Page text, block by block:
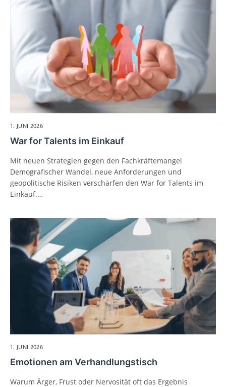
1. JUNI 2026
War for Talents im Einkauf
Mit neuen Strategien gegen den Fachkräftemangel
Demografischer Wandel, neue Anforderungen und
geopolitische Risiken verschärfen den War for Talents im
Einkauf.…
1. JUNI 2026
Emotionen am Verhandlungstisch
Warum Ärger, Frust oder Nervosität oft das Ergebnis